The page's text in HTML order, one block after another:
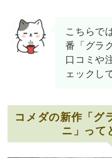
こちらで
番「グラ
口コミや
ェックし
コメダの新作「グ
ニ」って